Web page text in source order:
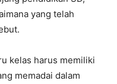
yang telah
kelas harus memiliki
memadai dalam